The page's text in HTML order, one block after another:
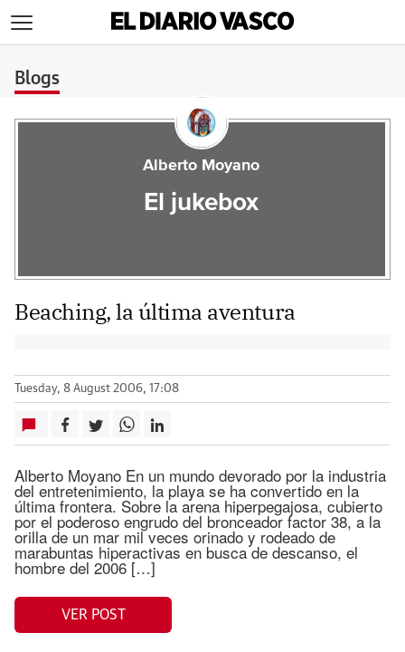
Blogs
Alberto Moyano
El jukebox
Beaching, la última aventura
Tuesday, 8 August 2006, 17:08
Alberto Moyano En un mundo devorado por la industria
del entretenimiento, la playa se ha convertido en la
última frontera. Sobre la arena hiperpegajosa, cubierto
por el poderoso engrudo del bronceador factor 38, a la
orilla de un mar mil veces orinado y rodeado de
marabuntas hiperactivas en busca de descanso, el
hombre del 2006 […]
VER POST